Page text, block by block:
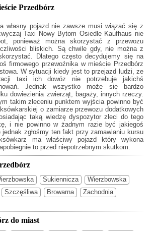
Przedbórz
własny pojazd nie zawsze musi wiązać się z
Taxi Nowy Bytom Osiedle Kaufhaus nie
ponieważ można skorzystać z przewozu
bliskich. Są chwile gdy, nie można z
Dlatego często decydujemy się na
firmowego przewoźnika w mieście Przedbórz
W sytuacji kiedy jest to przejazd ludzi, ze
taxi ich dowóz nie potrzebuje jakichś
Jednak wszystko może się bardzo
dowiezienia zwierząt, bagaży, innych rzeczy.
takim zleceniu punktem wyjścia powinno być
o zamiarze przewozu dodatkowych
taką wiedzę dyspozytor zleci do tego
i nie powinno w żadnym razie być jakiegoś
jednak zgłośmy ten fakt przy zamawianiu kursu
ma właściwy pojazd który wykona
to przed niepotrzebnym skutkom.
Sukiennicza
Wierzbowska
Szczęśliwa Browarna
Zachodnia
do miast